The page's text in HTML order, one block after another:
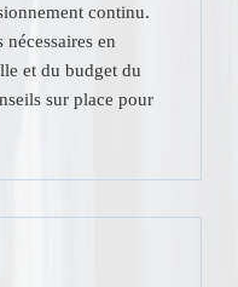
continu.
nécessaires en
et du budget du
sur place pour